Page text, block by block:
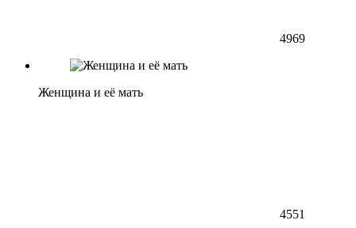
4969
Женщина и её мать
4551